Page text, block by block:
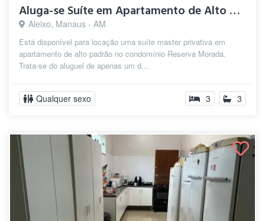
Aluga-se Suíte em Apartamento de Alto Pa...
Aleixo, Manaus - AM
Está disponível para locação uma suíte master privativa em
apartamento de alto padrão no condomínio Reserva Morada.
Trata-se do aluguel de apenas um d...
Qualquer sexo 3 3